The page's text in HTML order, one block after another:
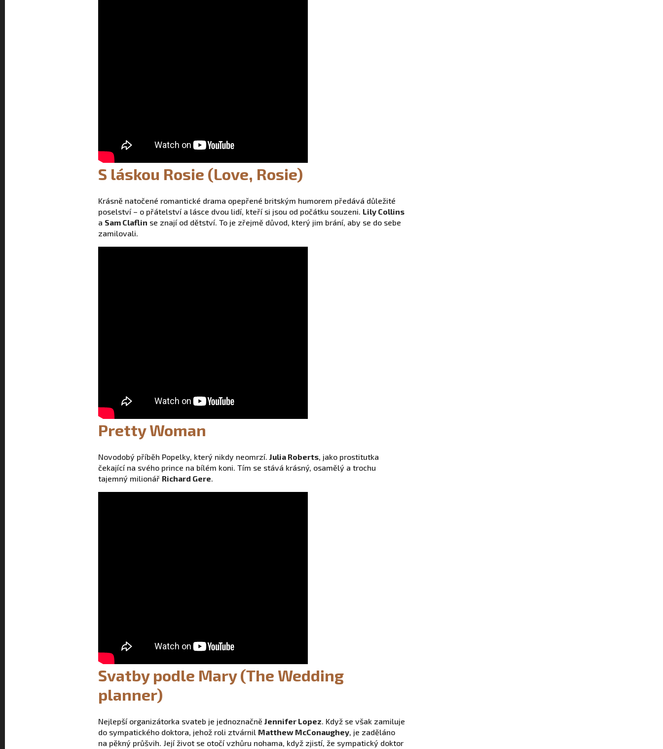
S láskou Rosie (Love, Rosie)
Krásně natočené romantické drama opepřené britským humorem předává důležité
poselství – o přátelství a lásce dvou lidí, kteří si jsou od počátku souzeni. Lily Collins
a Sam Claflin se znají od dětství. To je zřejmě důvod, který jim brání, aby se do sebe
zamilovali.
Pretty Woman
Novodobý příběh Popelky, který nikdy neomrzí. Julia Roberts, jako prostitutka
čekající na svého prince na bílém koni. Tím se stává krásný, osamělý a trochu
tajemný milionář Richard Gere.
Svatby podle Mary (The Wedding
planner)
Nejlepší organizátorka svateb je jednoznačně Jennifer Lopez. Když se však zamiluje
do sympatického doktora, jehož roli ztvárnil Matthew McConaughey, je zaděláno
na pěkný průšvih. Její život se otočí vzhůru nohama, když zjistí, že sympatický doktor